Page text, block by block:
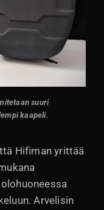
suuri
kaapeli.
Hifiman yrittää
Arvelisin